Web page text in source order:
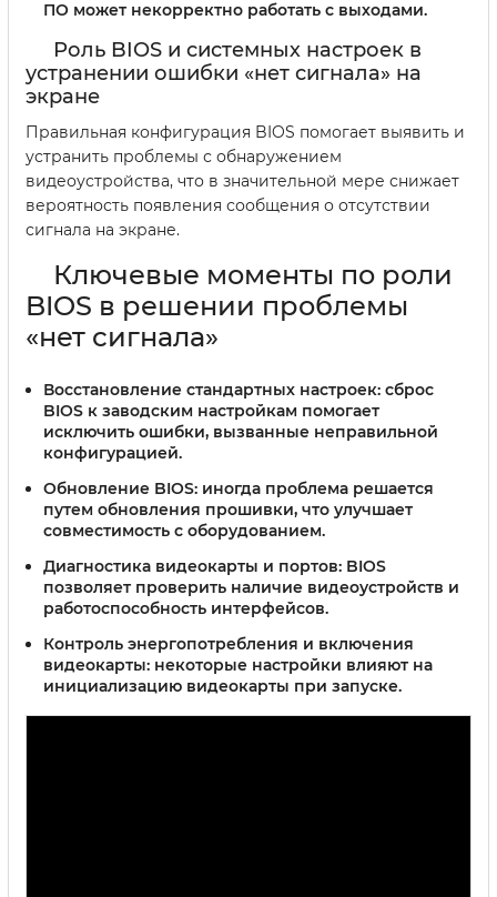
ПО может некорректно работать с выходами.
Роль BIOS и системных настроек в
устранении ошибки «нет сигнала» на
экране
Правильная конфигурация BIOS помогает выявить и
устранить проблемы с обнаружением
видеоустройства, что в значительной мере снижает
вероятность появления сообщения о отсутствии
сигнала на экране.
Ключевые моменты по роли
BIOS в решении проблемы
«нет сигнала»
Восстановление стандартных настроек: сброс
BIOS к заводским настройкам помогает
исключить ошибки, вызванные неправильной
конфигурацией.
Обновление BIOS: иногда проблема решается
путем обновления прошивки, что улучшает
совместимость с оборудованием.
Диагностика видеокарты и портов: BIOS
позволяет проверить наличие видеоустройств и
работоспособность интерфейсов.
Контроль энергопотребления и включения
видеокарты: некоторые настройки влияют на
инициализацию видеокарты при запуске.